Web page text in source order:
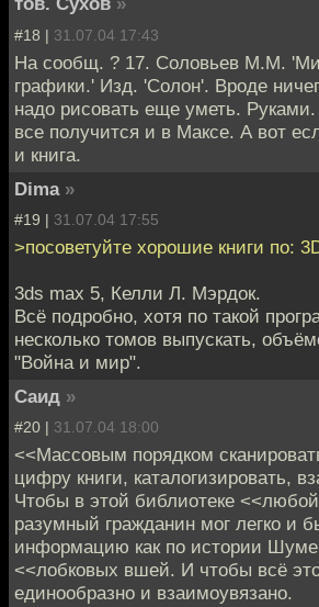
#18 | 31.07.04 17:43
На сообщ. ? 17. Соловьев М.М.
графики.' Изд. 'Солон'. Вроде
надо рисовать еще уметь.
все получится и в Максе. А вот
и книга.
Dima »
#19 | 31.07.04 17:55
>посоветуйте хорошие книги по:
3ds max 5, Келли Л. Мэрдок.
Всё подробно, хотя по такой
несколько томов выпускать,
"Война и мир".
Саид »
#20 | 31.07.04 18:00
<<Массовым порядком
цифру книги, каталогизировать,
Чтобы в этой библиотеке
разумный гражданин мог легко и
информацию как по истории
<<лобковых вшей. И чтобы всё
единообразно и взаимоувязано.